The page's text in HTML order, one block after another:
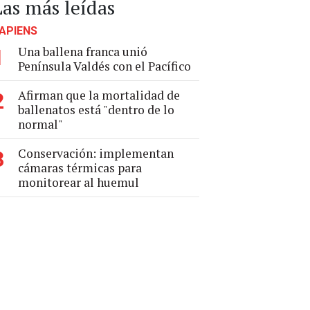
más leídas
Una ballena franca unió
Península Valdés con el Pacífico
Afirman que la mortalidad de
ballenatos está "dentro de lo
normal"
Conservación: implementan
cámaras térmicas para
monitorear al huemul